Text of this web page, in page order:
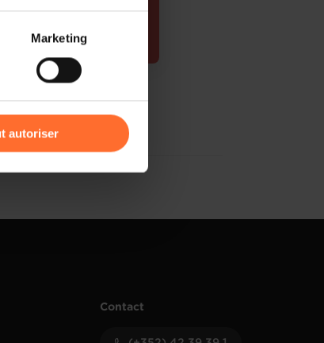
sur les réseaux
Marketing
autoriser
PDF, 493.7 KB
Contact